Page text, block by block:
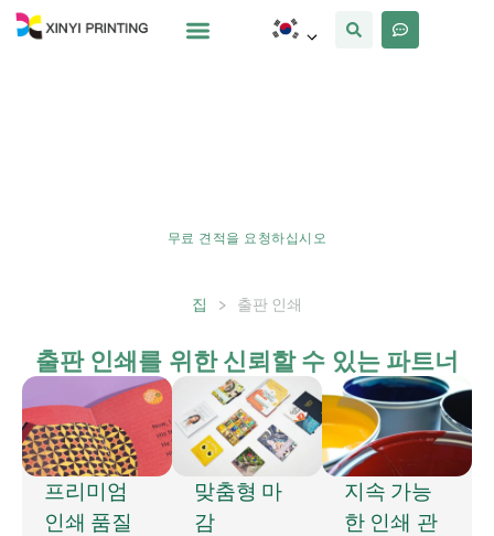
무료 견적을 요청하십시오
집 > 출판 인쇄
출판 인쇄를 위한 신뢰할 수 있는 파트너
프리미엄
인쇄 품질
맞춤형 마
감
지속 가능
한 인쇄 관